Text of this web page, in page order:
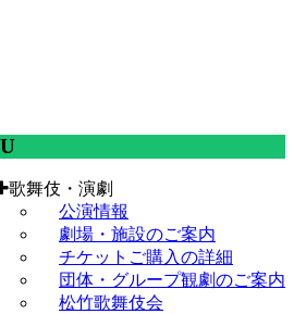
歌舞伎・演劇
公演情報
劇場・施設のご案内
チケットご購入の詳細
団体・グループ観劇のご案内
松竹歌舞伎会